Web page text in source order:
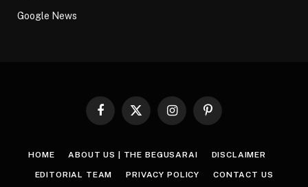
Google News
Facebook
X
InstagramPinterest
HOME ABOUT US | THE BEGUSARAI DISCLAIMER
EDITORIAL TEAM PRIVACY POLICY CONTACT US